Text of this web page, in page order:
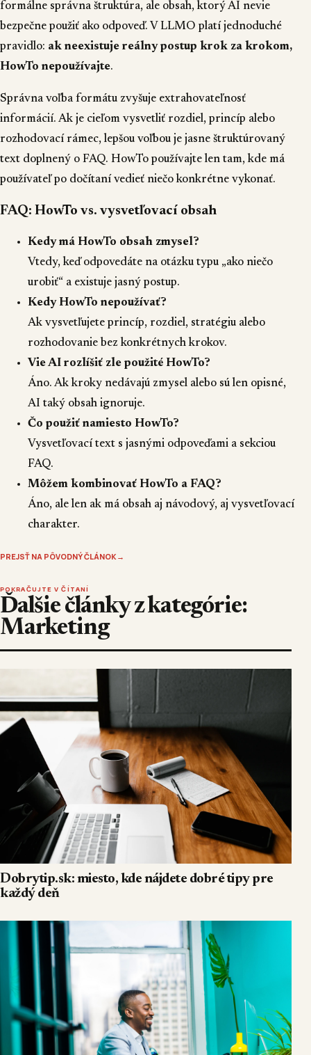
formálne správna štruktúra, ale obsah, ktorý AI nevie
bezpečne použiť ako odpoveď. V LLMO platí jednoduché
pravidlo: ak neexistuje reálny postup krok za krokom,
HowTo nepoužívajte.
Správna voľba formátu zvyšuje extrahovateľnosť
informácií. Ak je cieľom vysvetliť rozdiel, princíp alebo
rozhodovací rámec, lepšou voľbou je jasne štruktúrovaný
text doplnený o FAQ. HowTo používajte len tam, kde má
používateľ po dočítaní vedieť niečo konkrétne vykonať.
FAQ: HowTo vs. vysvetľovací obsah
Kedy má HowTo obsah zmysel?
Vtedy, keď odpovedáte na otázku typu „ako niečo
urobiť“ a existuje jasný postup.
Kedy HowTo nepoužívať?
Ak vysvetľujete princíp, rozdiel, stratégiu alebo
rozhodovanie bez konkrétnych krokov.
Vie AI rozlíšiť zle použité HowTo?
Áno. Ak kroky nedávajú zmysel alebo sú len opisné,
AI taký obsah ignoruje.
Čo použiť namiesto HowTo?
Vysvetľovací text s jasnými odpoveďami a sekciou
FAQ.
Môžem kombinovať HowTo a FAQ?
Áno, ale len ak má obsah aj návodový, aj vysvetľovací
charakter.
PREJSŤ NA PÔVODNÝ ČLÁNOK→
POKRAČUJTE V ČÍTANÍ
Ďalšie články z kategórie:
Marketing
Dobrytip.sk: miesto, kde nájdete dobré tipy pre
každý deň